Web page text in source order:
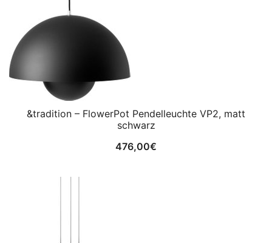
&tradition – FlowerPot Pendelleuchte VP2, matt
schwarz
476,00€